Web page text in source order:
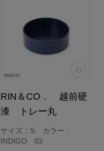
RIN＆CO． 越前硬
漆 トレー丸
サイズ：S カラー：
INDIGO 03